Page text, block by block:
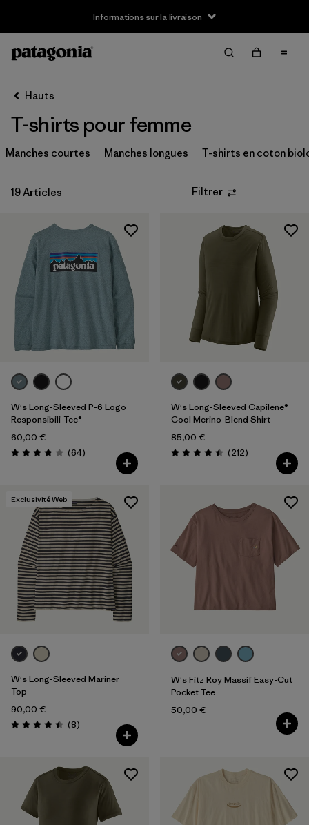
Informations sur la livraison
Filtrer par
Taille
S (19)
M (19)
XL (19)
Filtrer par
Prix
Filtrer par
Caractéristiques
Hauts
T-shirts pour femme
Manches courtes Manches longues T-shirts en coton
19 Articles Filtrer
W's Long-Sleeved P-6 Logo
Responsibili-Tee®
60,00 €
Évaluation: 3.8 / 5
(64Avis
)
W's Long-Sleeved Capilene®
Cool Merino-Blend Shirt
85,00 €
Évaluation: 4.5 / 5
(212Avis
)
Exclusivité Web
W's Long-Sleeved Mariner
Top
90,00 €
Évaluation: 4.5 / 5
(8Avis
)
W's Fitz Roy Massif Easy-Cut
Pocket Tee
50,00 €